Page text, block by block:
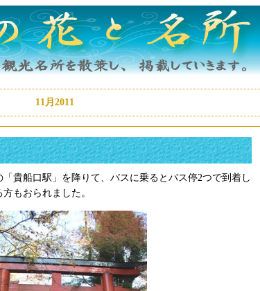
11月2011
貴船口駅」を降りて、バスに乗るとバス停2つで到着し
もおられました。